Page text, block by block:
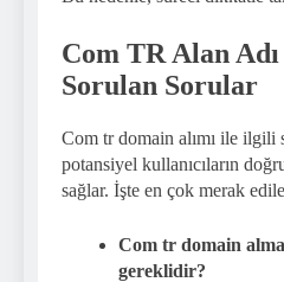
Com TR Alan
Sorulan Sorular
Com tr domain alımı ile ilgili
potansiyel kullanıcıların
sağlar. İşte en çok merak
Com tr domain
gereklidir?